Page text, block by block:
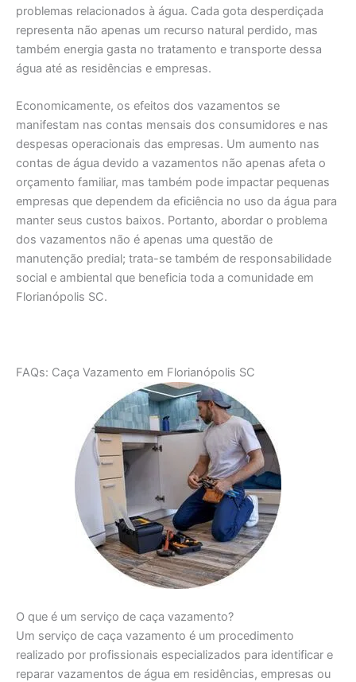
problemas relacionados à água. Cada gota desperdiçada
representa não apenas um recurso natural perdido, mas
também energia gasta no tratamento e transporte dessa
água até as residências e empresas.
Economicamente, os efeitos dos vazamentos se
manifestam nas contas mensais dos consumidores e nas
despesas operacionais das empresas. Um aumento nas
contas de água devido a vazamentos não apenas afeta o
orçamento familiar, mas também pode impactar pequenas
empresas que dependem da eficiência no uso da água para
manter seus custos baixos. Portanto, abordar o problema
dos vazamentos não é apenas uma questão de
manutenção predial; trata-se também de responsabilidade
social e ambiental que beneficia toda a comunidade em
Florianópolis SC.
FAQs: Caça Vazamento em Florianópolis SC
O que é um serviço de caça vazamento?
Um serviço de caça vazamento é um procedimento
realizado por profissionais especializados para identificar e
reparar vazamentos de água em residências, empresas ou